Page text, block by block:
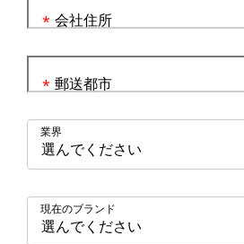
会社住所
*
郵送都市
*
業界
現在のブランド